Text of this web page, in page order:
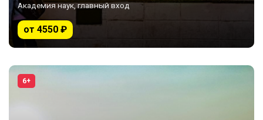
Академия наук, главный вход
от 4550 ₽
6+